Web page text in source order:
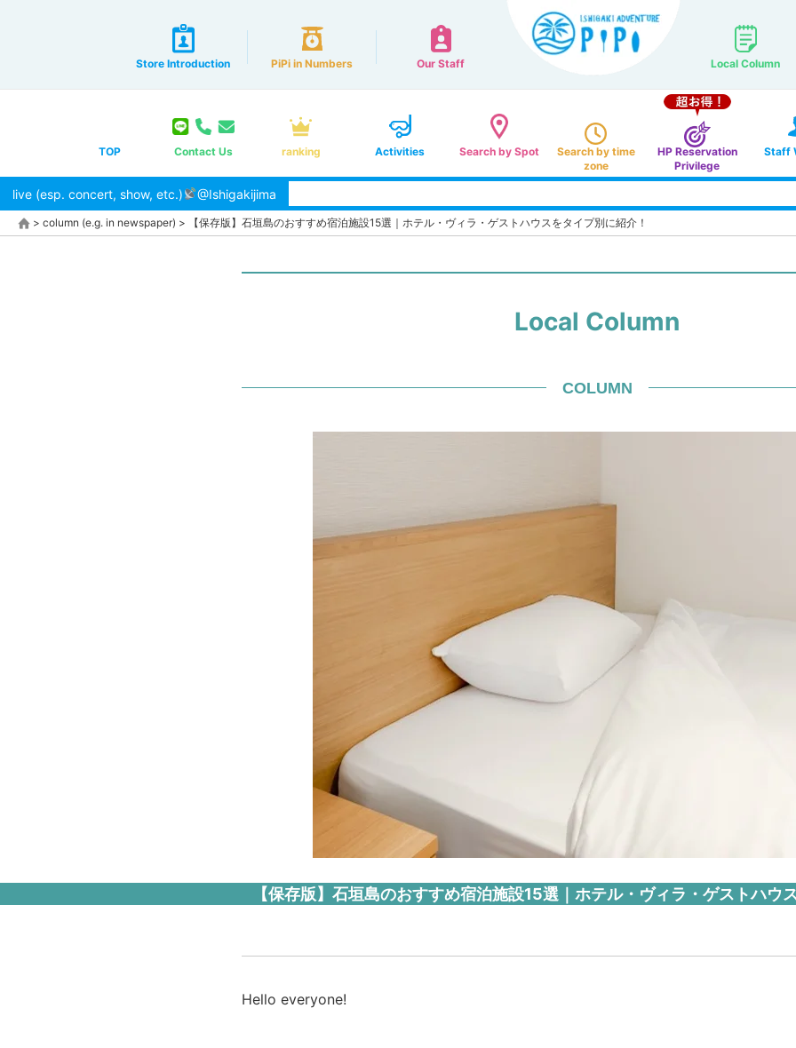
Store Introduction PiPi in Numbers Our Staff Local Column
TOP Contact Us ranking Activities Search by Spot
Search by time
zone
HP Reservation
Privilege
Staff
live (esp. concert, show, etc.) @Ishigakijima
> column (e.g. in newspaper) > 【保存版】石垣島のおすすめ宿泊施設15選｜ホテル・ヴィラ・ゲストハウスをタイプ別に紹介！
Local Column
COLUMN
【保存版】石垣島のおすすめ宿泊施設15選｜ホテル・ヴィラ・ゲストハウ
Hello everyone!